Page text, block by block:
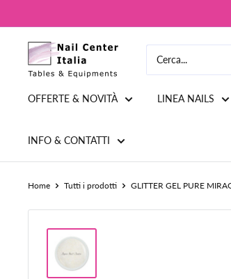
al
contenuto
Snc
Nail
OFFERTE & NOVITÀ LINEA NAILS
INFO & CONTATTI
Home Tutti i prodotti GLITTER GEL PURE